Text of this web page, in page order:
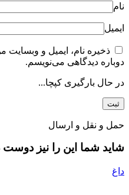
نام
ایمیل
ذخیره نام، ایمیل و وبسایت
دوباره دیدگاهی می‌نویسم.
در حال بارگیری کپچا...
حمل و نقل و ارسال
شاید شما این را نیز
داغ